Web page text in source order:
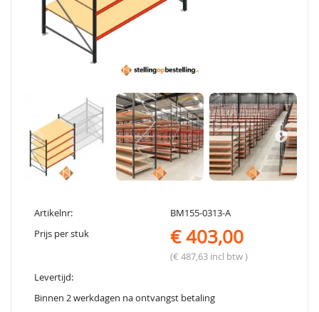
Artikelnr:
BM155-0313-A
Prijs per stuk
€ 403,00
(€ 487,63 incl btw )
Levertijd:
Binnen 2 werkdagen na ontvangst betaling